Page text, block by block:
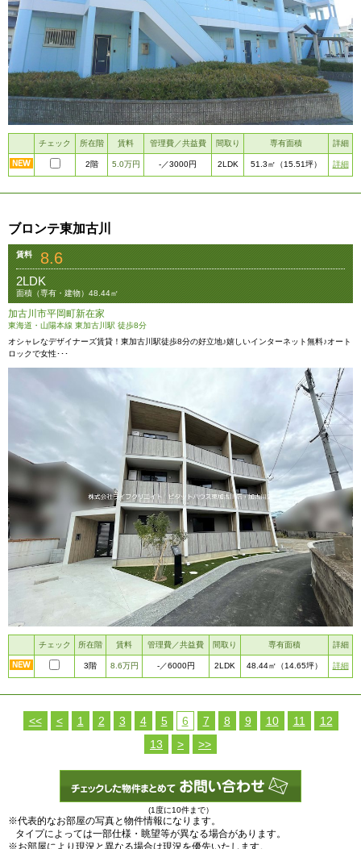
チェック 所在階 賃料 管理費／共益費 間取り 専有面積 詳細
2階 5.0万円 -／3000円 2LDK 51.3㎡ （15.51坪） 詳細
ブロンテ東加古川
賃料 8.6
2LDK
面積（専有・建物）48.44㎡
加古川市平岡町新在家
東海道・山陽本線 東加古川駅 徒歩8分
オシャレなデザイナーズ賃貸！東加古川駅徒歩8分の好立地♪嬉しいインターネット無料♪オート
ロックで女性･･･
チェック 所在階 賃料 管理費／共益費 間取り 専有面積 詳細
3階 8.6万円 -／6000円 2LDK 48.44㎡ （14.65坪） 詳細
<< < 1 2 3 4 5 6 7 8 9 10 11
12
13
> >>
(1度に10件まで）
※代表的なお部屋の写真と物件情報になります。
タイプによっては一部仕様・眺望等が異なる場合があります。
※お部屋により現況と異なる場合は現況を優先いたします。